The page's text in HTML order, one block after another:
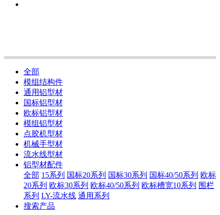
全部
模组结构件
通用铝型材
国标铝型材
欧标铝型材
模组铝型材
点胶机型材
机械手型材
流水线型材
铝型材配件
全部 15系列 国标20系列 国标30系列 国标40/50系列 欧标
20系列 欧标30系列 欧标40/50系列 欧标槽宽10系列 围栏
系列 LY-流水线 通用系列
搜索产品